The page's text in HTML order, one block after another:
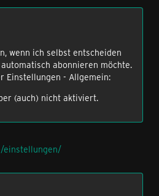
wenn ich selbst entscheiden
abonnieren möchte.
Einstellungen - Allgemein:
(auch) nicht aktiviert.
einstellungen/